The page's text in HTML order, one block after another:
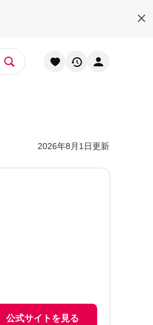
2026年8月1日更新
公式サイトを見る